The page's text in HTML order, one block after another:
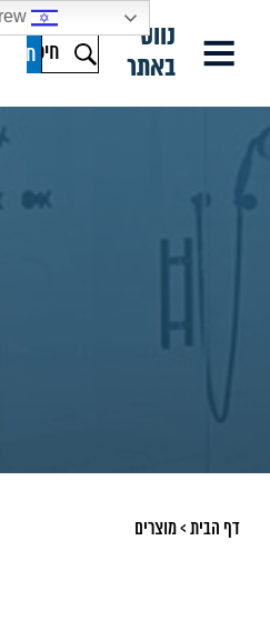
נווט
באתר
דף הבית>מוצרים
Hebrew